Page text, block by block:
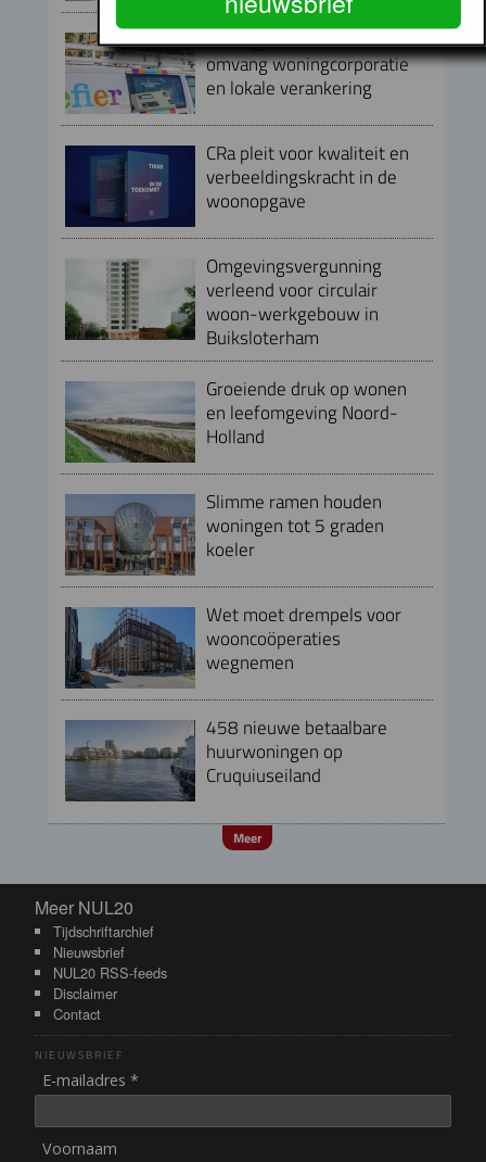
RIGO: geen verband tussen
omvang woningcorporatie
en lokale verankering
CRa pleit voor kwaliteit en
verbeeldingskracht in de
woonopgave
Omgevingsvergunning
verleend voor circulair
woon-werkgebouw in
Buiksloterham
Groeiende druk op wonen
en leefomgeving Noord-
Holland
Slimme ramen houden
woningen tot 5 graden
koeler
Wet moet drempels voor
wooncoöperaties
wegnemen
458 nieuwe betaalbare
huurwoningen op
Cruquiuseiland
Meer
Meer NUL20
Meer NUL20
Tijdschriftarchief
Nieuwsbrief
NUL20 RSS-feeds
Disclaimer
Contact
NIEUWSBRIEF
E-mailadres *
Voornaam